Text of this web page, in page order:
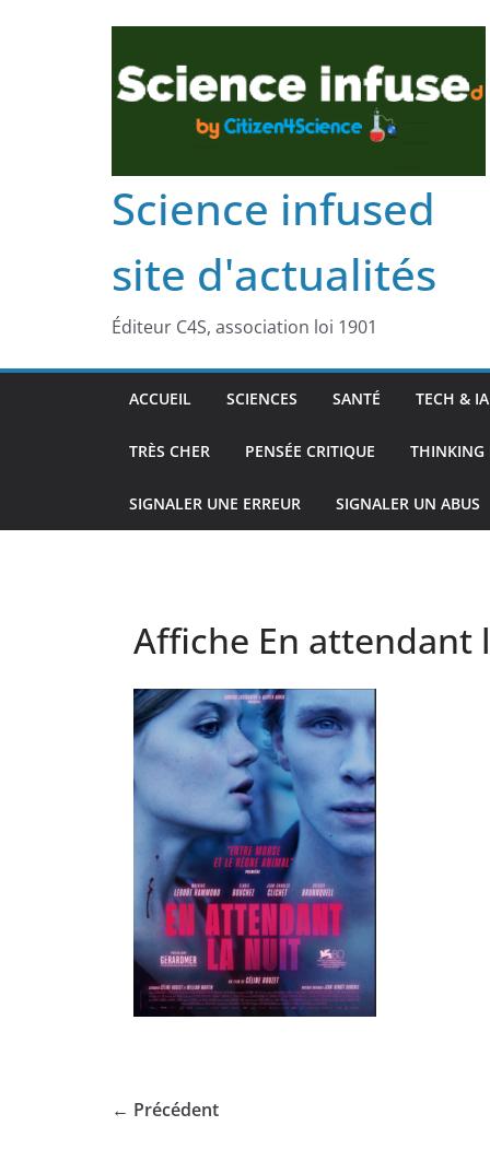
Science infused
site d'actualités
Éditeur C4S, association loi 1901
ACCUEIL SCIENCES SANTÉ TECH & IA
TRÈS CHER PENSÉE CRITIQUE THINKING
SIGNALER UNE ERREUR SIGNALER UN ABUS
Affiche En attendant
← Précédent